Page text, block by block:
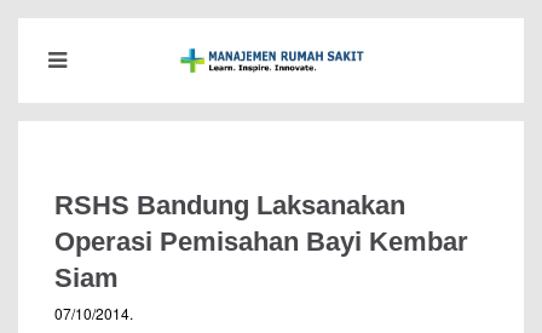
RSHS Bandung Laksanakan
Operasi Pemisahan Bayi Kembar
Siam
07/10/2014.